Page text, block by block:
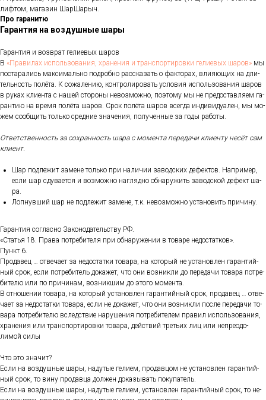
лифтом, магазин ШарШарыч.
Про гаранитю
Гарантия на воздушные шары
Га­ран­тия и воз­врат ге­ли­евых ша­ров
В «Пра­ви­лах ис­поль­зо­ва­ния, хра­не­ния и тран­спор­ти­ров­ки ге­ли­евых ша­ров» мы
пос­та­рались мак­си­маль­но под­робно рас­ска­зать о фак­то­рах, вли­яющих на дли­
тель­ность по­лёта. К со­жале­нию, кон­тро­лиро­вать ус­ло­вия ис­поль­зо­вания ша­ров
в ру­ках кли­ен­та с на­шей сто­роны не­воз­можно, по­это­му мы не пре­дос­тавля­ем га­
ран­тию на вре­мя по­лёта ша­ров. Срок по­лёта ша­ров всег­да ин­ди­виду­ален, мы мо­
жем со­об­щить толь­ко сред­ние зна­чения, по­лучен­ные за го­ды ра­боты.
От­ветс­твен­ность за сох­ранность ша­ра с мо­мен­та пе­реда­чи кли­ен­ту не­сёт сам
кли­ент.
Шар под­ле­жит за­мене толь­ко при на­личии за­вод­ских де­фек­тов. Нап­ри­мер,
ес­ли шар сду­ва­ет­ся и воз­можно наг­лядно об­на­ружить за­вод­ской де­фект ша­
ра.
Лоп­нувший шар не под­ле­жит за­мене, т.к. не­воз­можно ус­та­новить при­чину.
Га­ран­тия сог­ласно За­коно­датель­ству РФ.
«Статья 18. Пра­ва пот­ре­бите­ля при об­на­руже­нии в то­варе не­дос­татков».
Пункт 6.
Про­давец … от­ве­ча­ет за не­дос­татки то­вара, на ко­торый не ус­та­нов­лен га­ран­тий­
ный срок, ес­ли пот­ре­битель до­кажет, что они воз­никли до пе­реда­чи то­вара пот­ре­
бите­лю или по при­чинам, воз­никшим до это­го мо­мен­та.
В от­но­шении то­вара, на ко­торый ус­та­нов­лен га­ран­тий­ный срок, про­давец … от­ве­
ча­ет за не­дос­татки то­вара, ес­ли не до­кажет, что они воз­никли пос­ле пе­реда­чи то­
вара пот­ре­бите­лю вследс­твие на­руше­ния пот­ре­бите­лем пра­вил ис­поль­зо­вания,
хра­нения или тран­спор­ти­ров­ки то­вара, дей­ствий треть­их лиц или неп­ре­одо­
лимой си­лы
Что это зна­чит?
Ес­ли на воз­душные ша­ры, на­дутые ге­ли­ем, про­дав­цом не ус­та­нов­лен га­ран­тий­
ный срок, то ви­ну про­дав­ца дол­жен до­казы­вать по­купа­тель.
Ес­ли на воз­душные ша­ры, на­дутые ге­ли­ем, ус­та­нов­лен га­ран­тий­ный срок, то не­